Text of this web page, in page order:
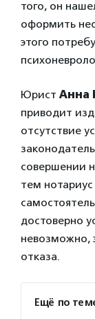
того, он
оформить
этого
Юрист Анна
приводит
отсутствие
совершении
тем
достоверно
невозможно,
отказа.
Ещё по